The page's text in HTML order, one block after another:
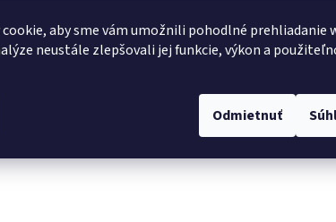
aby sme vám umožnili pohodlné prehliadanie
neustále zlepšovali jej funkcie, výkon a
Odmietnuť